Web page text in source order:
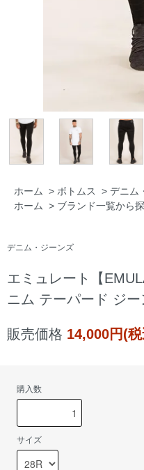
ホーム > ボトムス > デニム
ホーム
> ブランド一覧から
デニム・ジーンズ
エミュレート【
ニム テーパード ジ
販売価格 14,000円(
購入数
サイズ